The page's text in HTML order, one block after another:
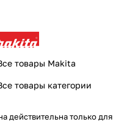
товары Makita
товары категории
действительна только для